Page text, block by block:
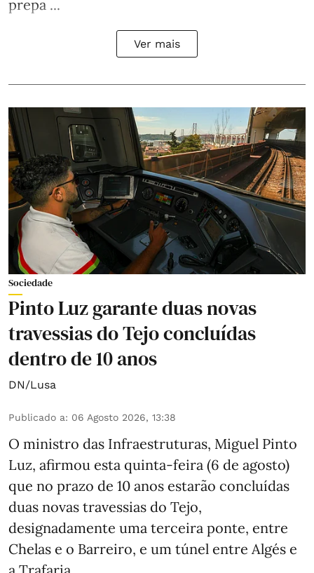
prepa ...
Ver mais
Sociedade
Pinto Luz garante duas novas
travessias do Tejo concluídas
dentro de 10 anos
DN/Lusa
Publicado a: 06 Agosto 2026, 13:38
O ministro das Infraestruturas, Miguel Pinto
Luz, afirmou esta quinta-feira (6 de agosto)
que no prazo de 10 anos estarão concluídas
duas novas travessias do Tejo,
designadamente uma terceira ponte, entre
Chelas e o Barreiro, e um túnel entre Algés e